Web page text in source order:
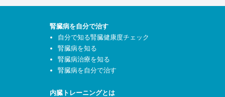
腎臓病を自分で治す
自分で知る腎臓健康度チェック
腎臓病を知る
腎臓病治療を知る
腎臓病を自分で治す
内臓トレーニングとは